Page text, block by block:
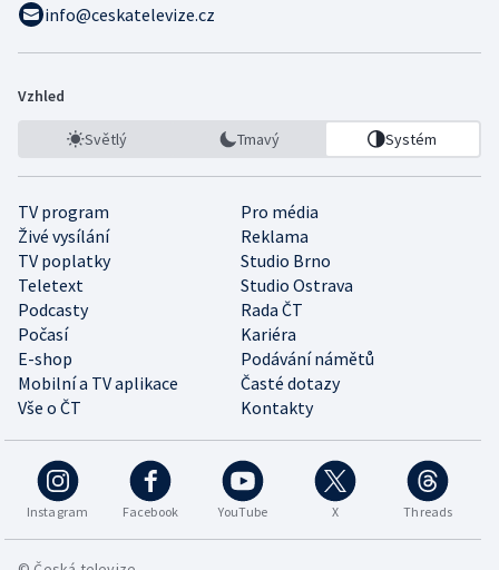
info@ceskatelevize.cz
Vzhled
Světlý Tmavý Systém
TV program
Pro média
Živé vysílání
Reklama
TV poplatky
Studio Brno
Teletext
Studio Ostrava
Podcasty
Rada ČT
Počasí
Kariéra
E-shop
Podávání námětů
Mobilní a TV aplikace
Časté dotazy
Vše o ČT
Kontakty
Instagram Facebook YouTube X Threads